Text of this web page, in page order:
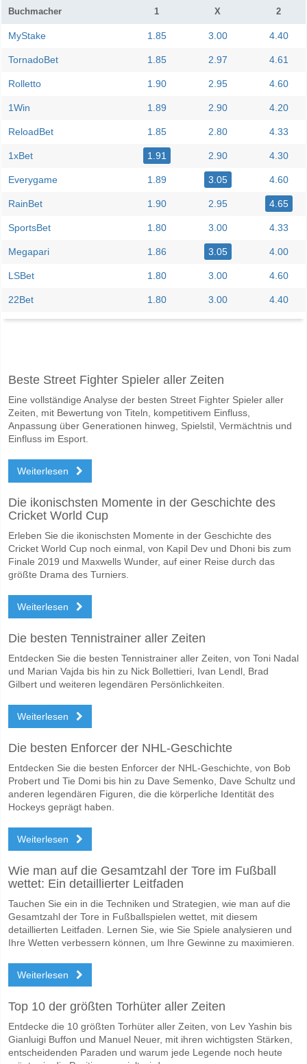
Buchmacher 1 X 2
MyStake 1.85 3.00 4.40
TornadoBet 1.85 2.97 4.61
Rolletto 1.90 2.95 4.60
1Win 1.89 2.90 4.20
ReloadBet 1.85 2.80 4.33
1xBet 1.91 2.90 4.30
Everygame 1.89 3.05 4.60
RainBet 1.90 2.95 4.65
SportsBet 1.80 3.00 4.33
Megapari 1.86 3.05 4.00
LSBet 1.80 3.00 4.60
22Bet 1.80 3.00 4.40
Das Spiel zwischen Guarani Campinas v Caxias 13 June 2026 15:00.
Wer ist das Lieblingsteam, zwischen dem zu
Guarani Campinas für den Gewinner den Spiel, mit einer
Nein für Beide Teams Erzielen, mit einem Prozentsatz von 65%.
Wofür ist die richtige Ergebnisprognose Guarani
Auf der riskanten Seite, können Sie das Korrektes Ergebnis von
Beste Street Fighter Spieler aller Zeiten
Eine vollständige Analyse der besten Street Fighter Spieler aller
Zeiten, mit Bewertung von Titeln, kompetitivem Einfluss,
Anpassung über Generationen hinweg, Spielstil, Vermächtnis und
Einfluss im Esport.
Weiterlesen
Die ikonischsten Momente in der Geschichte des
Cricket World Cup
Erleben Sie die ikonischsten Momente in der Geschichte des
Cricket World Cup noch einmal, von Kapil Dev und Dhoni bis zum
Finale 2019 und Maxwells Wunder, auf einer Reise durch das
größte Drama des Turniers.
Weiterlesen
Die besten Tennistrainer aller Zeiten
Entdecken Sie die besten Tennistrainer aller Zeiten, von Toni Nadal
und Marian Vajda bis hin zu Nick Bollettieri, Ivan Lendl, Brad
Gilbert und weiteren legendären Persönlichkeiten.
Weiterlesen
Die besten Enforcer der NHL-Geschichte
Entdecken Sie die besten Enforcer der NHL-Geschichte, von Bob
Probert und Tie Domi bis hin zu Dave Semenko, Dave Schultz und
anderen legendären Figuren, die die körperliche Identität des
Hockeys geprägt haben.
Weiterlesen
Wie man auf die Gesamtzahl der Tore im Fußball
wettet: Ein detaillierter Leitfaden
Tauchen Sie ein in die Techniken und Strategien, wie man auf die
Gesamtzahl der Tore in Fußballspielen wettet, mit diesem
detaillierten Leitfaden. Lernen Sie, wie Sie Spiele analysieren und
Ihre Wetten verbessern können, um Ihre Gewinne zu maximieren.
Weiterlesen
Top 10 der größten Torhüter aller Zeiten
Entdecke die 10 größten Torhüter aller Zeiten, von Lev Yashin bis
Gianluigi Buffon und Manuel Neuer, mit ihren wichtigsten Stärken,
entscheidenden Paraden und warum jede Legende noch heute